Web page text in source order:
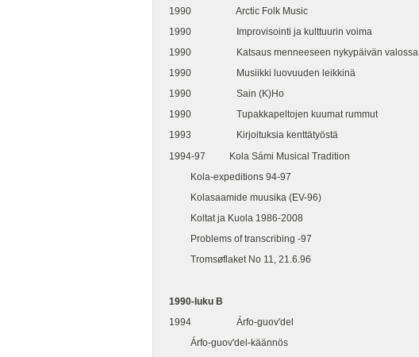
1990 Arctic Folk Music
1990 Improvisointi ja kulttuurin voima
1990 Katsaus menneeseen nykypäivän valossa
1990 Musiikki luovuuden leikkinä
1990 Sain (K)Ho
1990 Tupakkapeltojen kuumat rummut
1993 Kirjoituksia kenttätyöstä
1994-97 Kola Sámi Musical Tradition
Kola-expeditions 94-97
Kolasaamide muusika (EV-96)
Koltat ja Kuola 1986-2008
Problems of transcribing -97
Tromsøflaket No 11, 21.6.96
1990-luku B
1994 Árfo-guov'del
Árfo-guov'del-käännös